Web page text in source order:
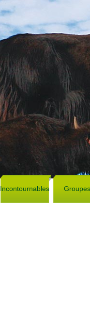
Incontournables Groupes